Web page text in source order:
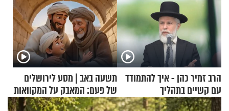
הרב זמיר כהן - איך להתמודד
עם קשיים בתהליך
ההתחזקות?
תשעה באב | מסע לירושלים
של פעם: המאבק על המקוואות